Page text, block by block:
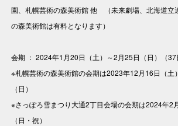
園、札幌芸術の森美術館 他 （未来劇場、北海道立
の森美術館は有料となります）
会期 ： 2024年1月20日（土）～2月25日（日）（37
※札幌芸術の森美術館の会期は2023年12月16日（土
（日）
※さっぽろ雪まつり大通2丁目会場の会期は2024年2
（日・祝）